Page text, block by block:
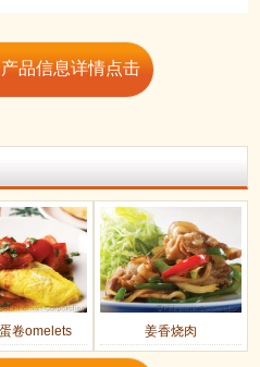
品信息详情点击
卷omelets 姜香烧肉